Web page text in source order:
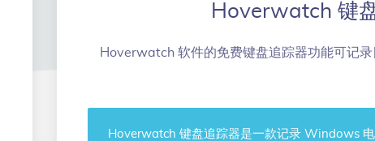
Hoverwatch 键
Hoverwatch 软件的免费键盘追踪器功能可记
Hoverwatch 键盘追踪器是一款记录 Windows